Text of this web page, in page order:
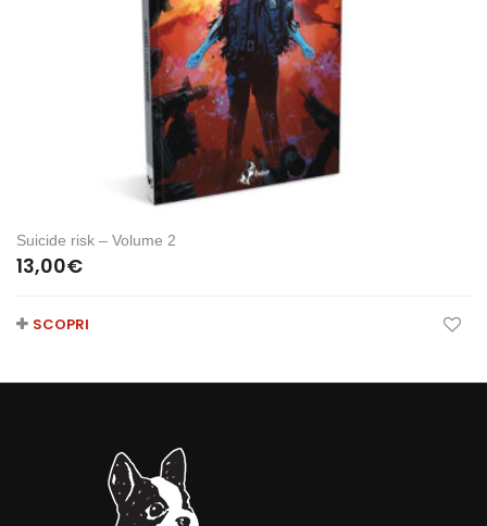
Suicide risk – Volume 2
13,00€
SCOPRI